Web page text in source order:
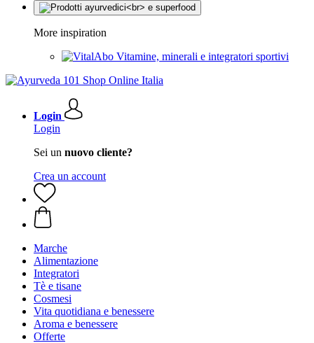
More inspiration
Vitamine, minerali e integratori sportivi
Login
Login
Sei un nuovo cliente?
Crea un account
Marche
Alimentazione
Integratori
Tè e tisane
Cosmesi
Vita quotidiana e benessere
Aroma e benessere
Offerte